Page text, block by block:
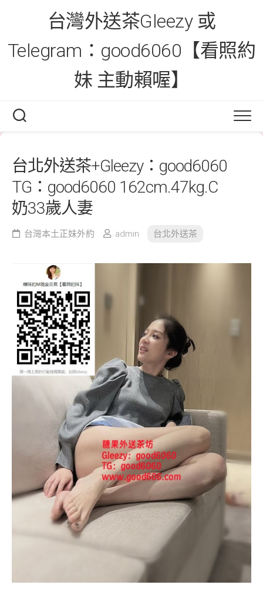
台灣外送茶Gleezy 或
Telegram：good6060【看照約
妹 主動賴喔】
台北外送茶+Gleezy：good6060
TG：good6060 162cm.47kg.C
奶33歲人妻
台灣本土正妹外約 admin 台北外送茶